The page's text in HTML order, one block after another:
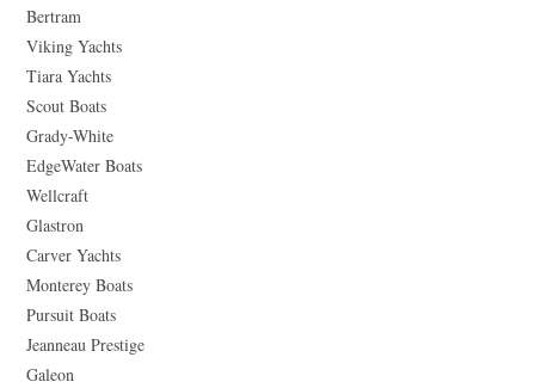
Bertram
Viking Yachts
Tiara Yachts
Scout Boats
Grady-White
EdgeWater Boats
Wellcraft
Glastron
Carver Yachts
Monterey Boats
Pursuit Boats
Jeanneau Prestige
Galeon